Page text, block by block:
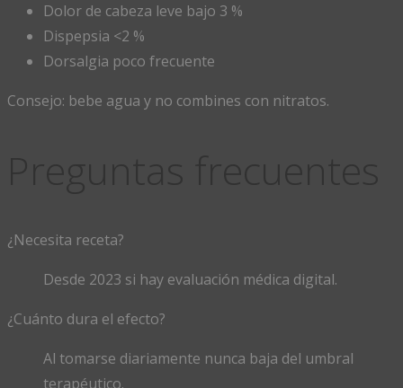
Dolor de cabeza leve bajo 3 %
Dispepsia <2 %
Dorsalgia poco frecuente
Consejo: bebe agua y no combines con nitratos.
¿Necesita receta?
Desde 2023 si hay evaluación médica digital.
¿Cuánto dura el efecto?
Al tomarse diariamente nunca baja del umbral
terapéutico.